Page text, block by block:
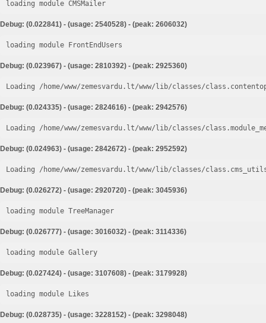
loading module CMSMailer
Debug: (0.022841) - (usage: 2540528) - (peak: 2606032)
loading module FrontEndUsers
Debug: (0.023967) - (usage: 2810392) - (peak: 2925360)
Loading /home/www/zemesvardu.lt/www/lib/classes/
Debug: (0.024335) - (usage: 2824616) - (peak: 2942576)
Loading /home/www/zemesvardu.lt/www/lib/classes/
Debug: (0.024963) - (usage: 2842672) - (peak: 2952592)
Loading /home/www/zemesvardu.lt/www/lib/classes/
Debug: (0.026272) - (usage: 2920720) - (peak: 3045936)
loading module TreeManager
Debug: (0.026777) - (usage: 3016032) - (peak: 3114336)
loading module Gallery
Debug: (0.027424) - (usage: 3107608) - (peak: 3179928)
loading module Likes
Debug: (0.028735) - (usage: 3228152) - (peak: 3298048)